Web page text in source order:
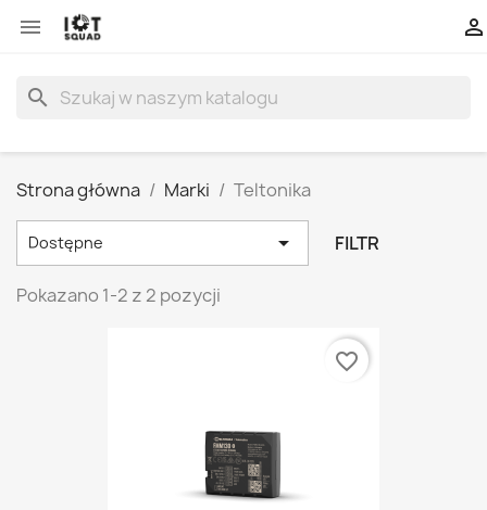
 
search
Strona główna Marki Teltonika
Dostępne  FILTR
Pokazano 1-2 z 2 pozycji
favorite_border